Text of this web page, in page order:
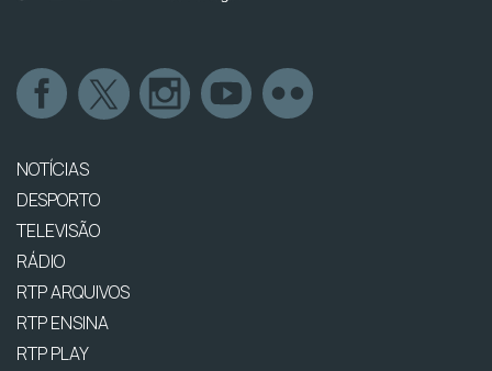
NOTÍCIAS
DESPORTO
TELEVISÃO
RÁDIO
RTP ARQUIVOS
RTP ENSINA
RTP PLAY